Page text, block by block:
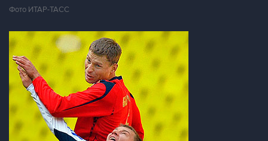
Фото ИТАР-ТАСС